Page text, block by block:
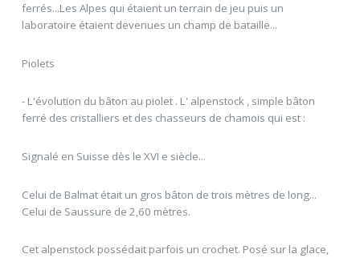
ferrés...Les Alpes qui étaient un terrain de jeu puis un
laboratoire étaient devenues un champ de bataille...
Piolets
- L'évolution du bâton au piolet . L' alpenstock , simple bâton
ferré des cristalliers et des chasseurs de chamois qui est :
Signalé en Suisse dès le XVI e siècle...
Celui de Balmat était un gros bâton de trois mètres de long...
Celui de Saussure de 2,60 mètres.
Cet alpenstock possédait parfois un crochet. Posé sur la glace,